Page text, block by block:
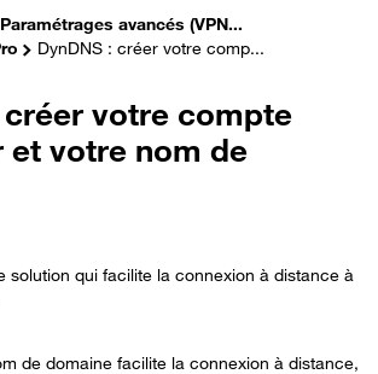
Paramétrages avancés (VPN...
DynDNS : créer votre comp...
créer votre compte
et votre nom de
solution qui facilite la connexion à distance à
de domaine facilite la connexion à distance,